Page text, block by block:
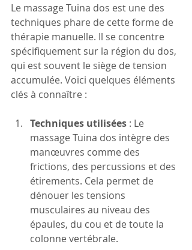
Le massage Tuina dos est une des
techniques phare de cette forme de
thérapie manuelle. Il se concentre
spécifiquement sur la région du dos,
qui est souvent le siège de tension
accumulée. Voici quelques éléments
clés à connaître :
Techniques utilisées : Le
massage Tuina dos intègre des
manœuvres comme des
frictions, des percussions et des
étirements. Cela permet de
dénouer les tensions
musculaires au niveau des
épaules, du cou et de toute la
colonne vertébrale.